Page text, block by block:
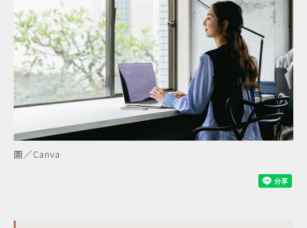
圖／Canva